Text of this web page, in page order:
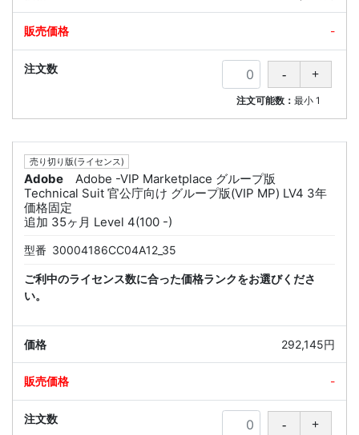
-
注文可能数：最小 1
売り切り版(ライセンス)
Adobe
Adobe -VIP Marketplace グループ版
Technical Suit 官公庁向け グループ版(VIP MP) LV4 3年
価格固定
追加 35ヶ月 Level 4(100 -)
型番 30004186CC04A12_35
ご利中のライセンス数に合った価格ランクをお選びくださ
い。
292,145円
-